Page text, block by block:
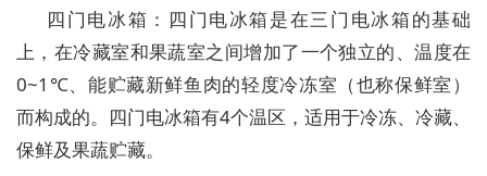
四门电冰箱：四门电冰箱是在三门电冰箱的基础
上，在冷藏室和果蔬室之间增加了一个独立的、温度在
0~1℃、能贮藏新鲜鱼肉的轻度冷冻室（也称保鲜室）
而构成的。四门电冰箱有4个温区，适用于冷冻、冷藏、
保鲜及果蔬贮藏。